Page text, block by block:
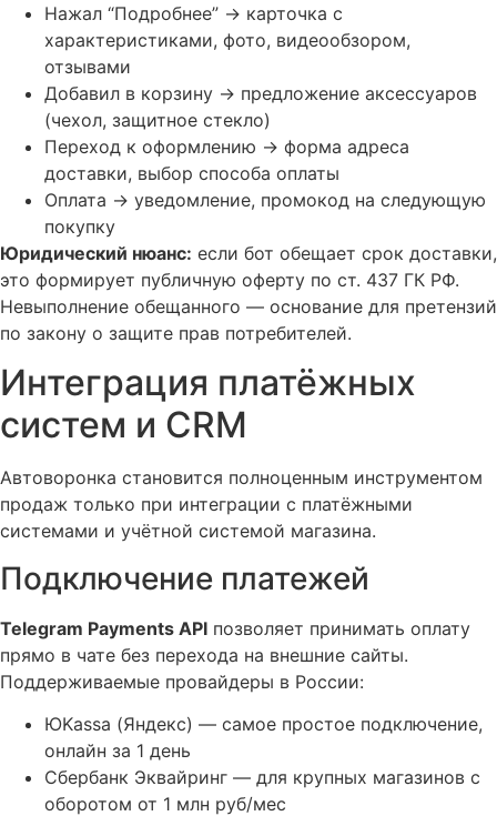
Нажал “Подробнее” → карточка с
характеристиками, фото, видеообзором,
отзывами
Добавил в корзину → предложение аксессуаров
(чехол, защитное стекло)
Переход к оформлению → форма адреса
доставки, выбор способа оплаты
Оплата → уведомление, промокод на следующую
покупку
Юридический нюанс: если бот обещает срок доставки,
это формирует публичную оферту по ст. 437 ГК РФ.
Невыполнение обещанного — основание для претензий
по закону о защите прав потребителей.
Интеграция платёжных
систем и CRM
Автоворонка становится полноценным инструментом
продаж только при интеграции с платёжными
системами и учётной системой магазина.
Подключение платежей
Telegram Payments API позволяет принимать оплату
прямо в чате без перехода на внешние сайты.
Поддерживаемые провайдеры в России:
ЮKassa (Яндекс) — самое простое подключение,
онлайн за 1 день
Сбербанк Эквайринг — для крупных магазинов с
оборотом от 1 млн руб/мес